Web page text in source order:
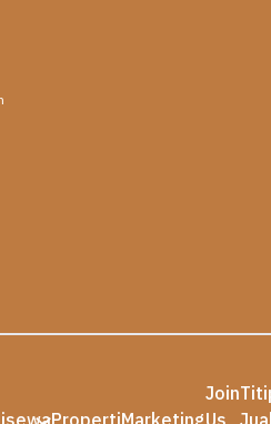
PropertiMarketing
Join
Us